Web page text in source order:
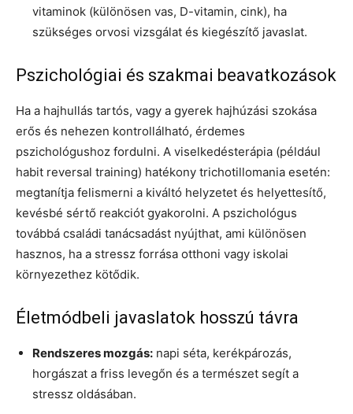
vitaminok (különösen vas, D-vitamin, cink), ha
szükséges orvosi vizsgálat és kiegészítő javaslat.
Pszichológiai és szakmai beavatkozások
Ha a hajhullás tartós, vagy a gyerek hajhúzási szokása
erős és nehezen kontrollálható, érdemes
pszichológushoz fordulni. A viselkedésterápia (például
habit reversal training) hatékony trichotillomania esetén:
megtanítja felismerni a kiváltó helyzetet és helyettesítő,
kevésbé sértő reakciót gyakorolni. A pszichológus
továbbá családi tanácsadást nyújthat, ami különösen
hasznos, ha a stressz forrása otthoni vagy iskolai
környezethez kötődik.
Életmódbeli javaslatok hosszú távra
Rendszeres mozgás: napi séta, kerékpározás,
horgászat a friss levegőn és a természet segít a
stressz oldásában.